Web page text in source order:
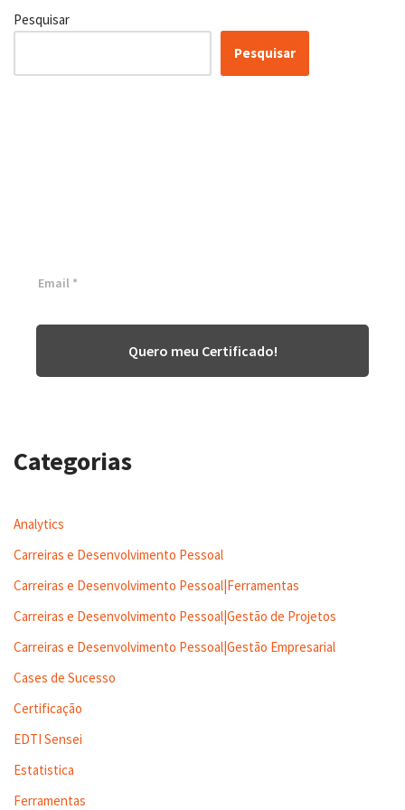
Pesquisar
Pesquisar
Quero meu Certificado!
Categorias
Analytics
Carreiras e Desenvolvimento Pessoal
Carreiras e Desenvolvimento Pessoal|Ferramentas
Carreiras e Desenvolvimento Pessoal|Gestão de Projetos
Carreiras e Desenvolvimento Pessoal|Gestão Empresarial
Cases de Sucesso
Certificação
EDTI Sensei
Estatistica
Ferramentas